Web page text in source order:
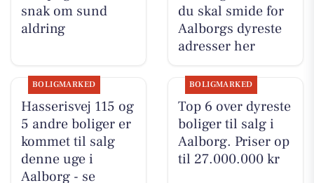
snak om sund
aldring
du skal smide for
Aalborgs dyreste
adresser her
BOLIGMARKED
Hasserisvej 115 og
5 andre boliger er
kommet til salg
denne uge i
Aalborg - se
BOLIGMARKED
Top 6 over dyreste
boliger til salg i
Aalborg. Priser op
til 27.000.000 kr